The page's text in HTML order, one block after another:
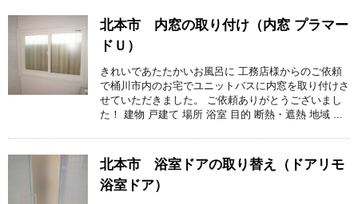
北本市 内窓の取り付け（内窓 プラマー
ドＵ）
きれいであたたかいお風呂に 工務店様からのご依頼
で桶川市内のお宅でユニットバスに内窓を取り付けさ
せていただきました。 ご依頼ありがとうございまし
た！ 建物 戸建て 場所 浴室 目的 断熱・遮熱 地域 ...
北本市 浴室ドアの取り替え（ドアリモ
浴室ドア）